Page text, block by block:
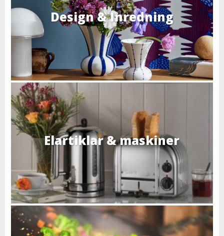
Design & Inredning
Elartiklar & maskiner